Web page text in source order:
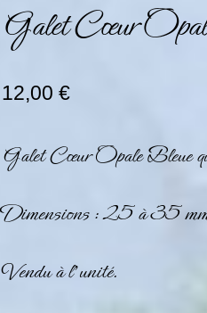
Galet Cœur
12,00 €
Galet Cœur Opale Bleue
Dimensions : 25 à 35
Vendu à l’unité.